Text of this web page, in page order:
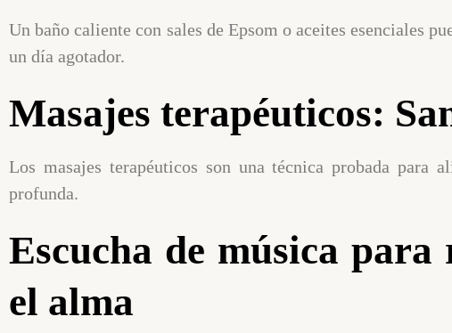
Un baño caliente con sales de Epsom o aceites esenciales
un día agotador.
Masajes terapéuticos:
Los masajes terapéuticos son una técnica probada
profunda.
Escucha de música
el alma